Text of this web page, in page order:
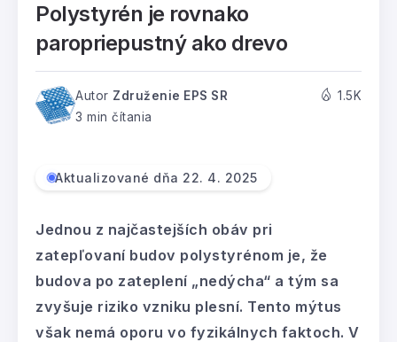
Polystyrén je rovnako
paropriepustný ako drevo
Autor Združenie EPS SR
3 min čítania
1.5K
Aktualizované dňa 22. 4. 2025
Jednou z najčastejších obáv pri
zatepľovaní budov polystyrénom je, že
budova po zateplení „nedýcha“ a tým sa
zvyšuje riziko vzniku plesní. Tento mýtus
však nemá oporu vo fyzikálnych faktoch. V